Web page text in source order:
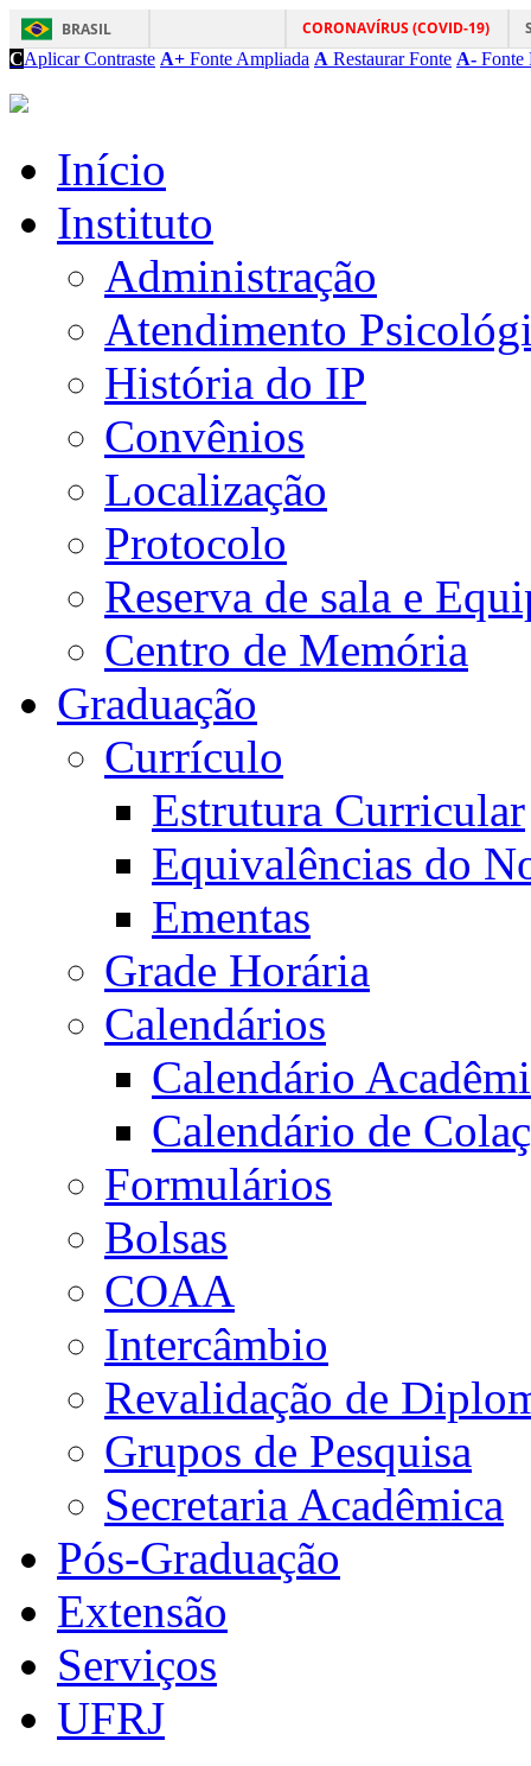
BRASIL CORONAVÍRUS (COVID-19)
CAplicar Contraste A+ Fonte Ampliada A Restaurar Fonte A- Fonte
Início
Instituto
Administração
Atendimento
História do IP
Convênios
Localização
Protocolo
Reserva de sala e
Centro de Memória
Graduação
Currículo
Estrutura Curricular
Equivalências do
Ementas
Grade Horária
Calendários
Calendário
Calendário de
Formulários
Bolsas
COAA
Intercâmbio
Revalidação de
Grupos de Pesquisa
Secretaria Acadêmica
Pós-Graduação
Extensão
Serviços
UFRJ